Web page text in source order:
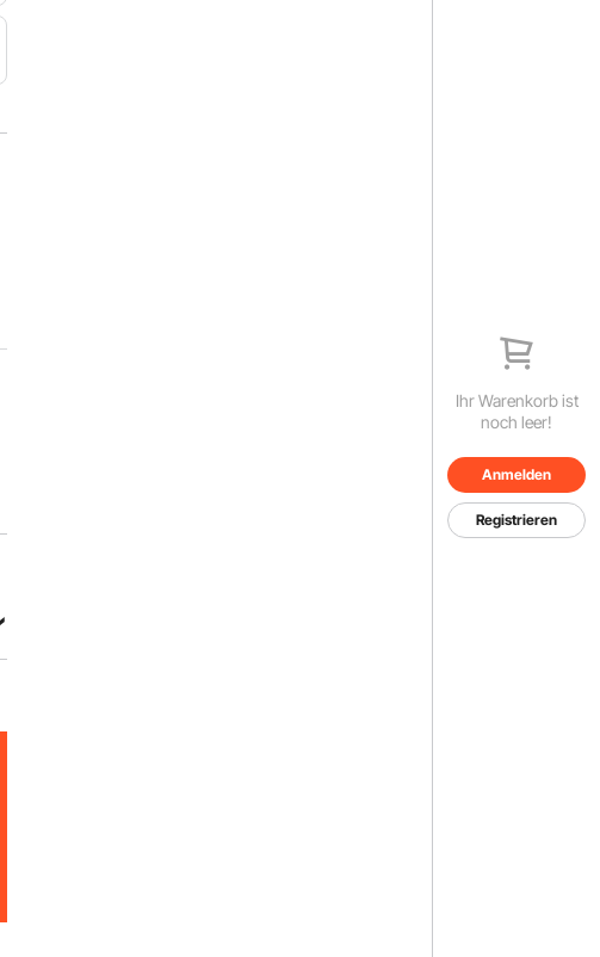
Ihr Warenkorb ist
noch leer!
Anmelden
Registrieren